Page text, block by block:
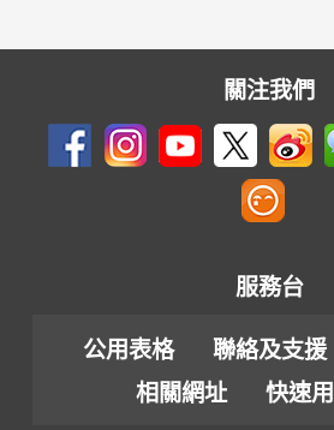
關注我們
服務台
公用表格 聯絡及支援
相關網址
快速